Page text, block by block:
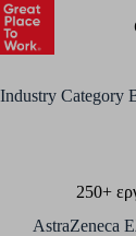
Industry Category
250+
AstraZeneca